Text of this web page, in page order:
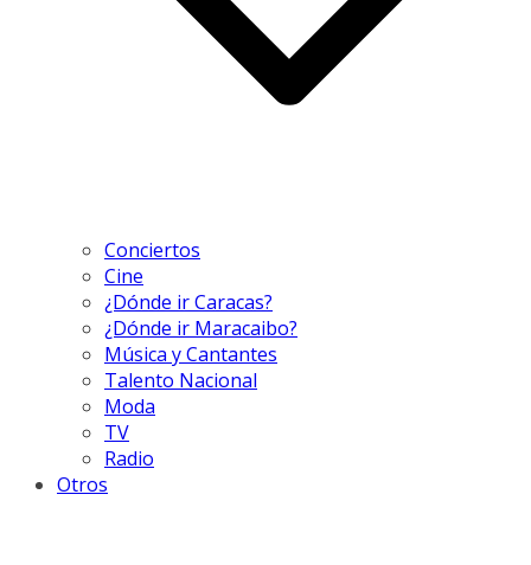
Conciertos
Cine
¿Dónde ir Caracas?
¿Dónde ir Maracaibo?
Música y Cantantes
Talento Nacional
Moda
TV
Radio
Otros